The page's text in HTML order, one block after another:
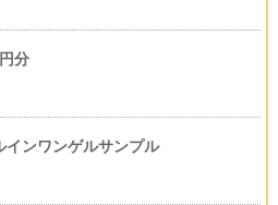
分
インワンゲルサンプル